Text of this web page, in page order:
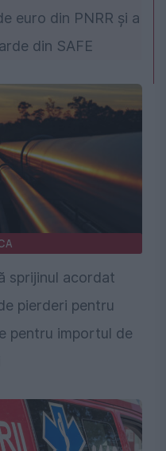
euro din PNRR și a
din SAFE
sprijinul acordat
pierderi pentru
pentru importul de